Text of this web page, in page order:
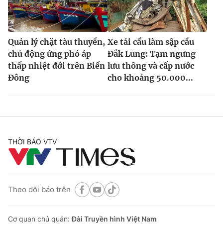
Quản lý chặt tàu thuyền,
chủ động ứng phó áp
thấp nhiệt đới trên Biển
Đông
Xe tải cẩu làm sập cầu
Đắk Lung: Tạm ngưng
lưu thông và cấp nước
cho khoảng 50.000...
THỜI BÁO VTV
Theo dõi báo trên
Cơ quan chủ quản:Đài Truyền hình Việt Nam